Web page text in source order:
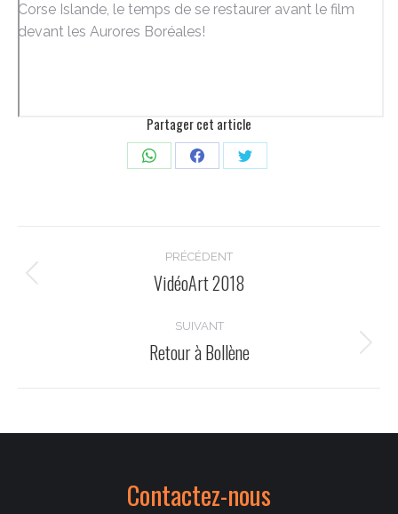
Corse Islande, le temps de se restaurer avant le film
devant les Aurores Boréales!
Partager cet article
PartagerPartagerPartager
article
PRÉCÉDENT
Article
:
VidéoArt 2018
SUIVANT
Article
Retour à Bollène
Contactez-nous